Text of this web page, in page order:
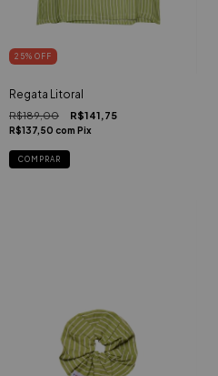
25% OFF
Regata Litoral
R$189,00 R$141,75
R$137,50 com Pix
COMPRAR